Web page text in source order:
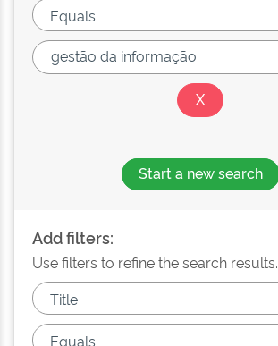
Start a new search
Add filters:
Use filters to refine the search results.